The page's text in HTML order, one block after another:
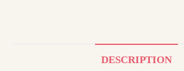
DESCRIPTION